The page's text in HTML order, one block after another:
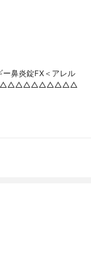
錠FX＜アレル